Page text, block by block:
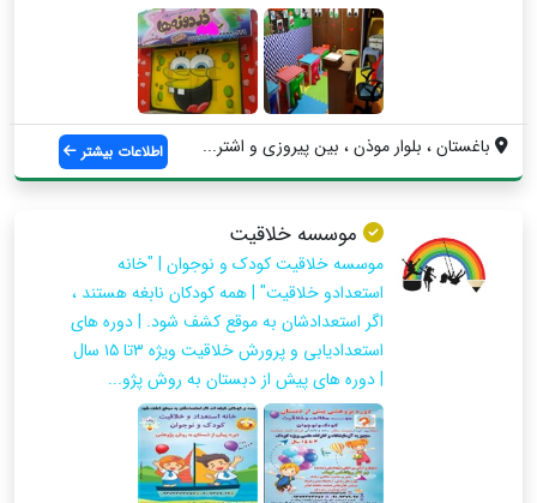
باغستان ، بلوار موذن ، بین پیروزی و اشتر... اطلاعات بیشتر
موسسه خلاقیت
موسسه خلاقیت کودک و نوجوان | "خانه
استعدادو خلاقیت" | همه کودکان نابغه هستند ،
اگر استعدادشان به موقع کشف شود. | دوره های
استعدادیابی و پرورش خلاقیت ویژه ۳تا ۱۵ سال
| دوره های پیش از دبستان به روش پژو...